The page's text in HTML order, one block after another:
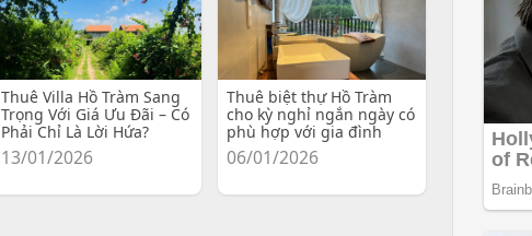
Thuê Villa Hồ Tràm Sang
Trọng Với Giá Ưu Đãi – Có
Phải Chỉ Là Lời Hứa?
13/01/2026
Thuê biệt thự Hồ Tràm
cho kỳ nghỉ ngắn ngày có
phù hợp với gia đình
06/01/2026